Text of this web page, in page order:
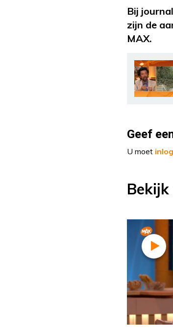
Bij
zijn de
MAX.
Geef
U moet
Bekijk